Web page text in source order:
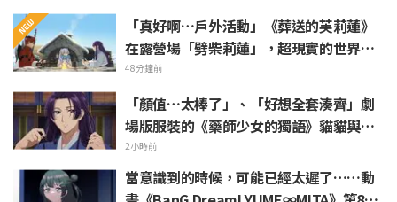
「真好啊…戶外活動」《葬送的芙莉蓮》
在露營場「劈柴莉蓮」，超現實的世界觀
引發「每天都很充實呢」的反響
48分鐘前
「顏值…太棒了」、「好想全套湊齊」劇
場版服裝的《藥師少女的獨語》貓貓與壬
氏化身精緻模型立體化
2小時前
當意識到的時候，可能已經太遲了……動